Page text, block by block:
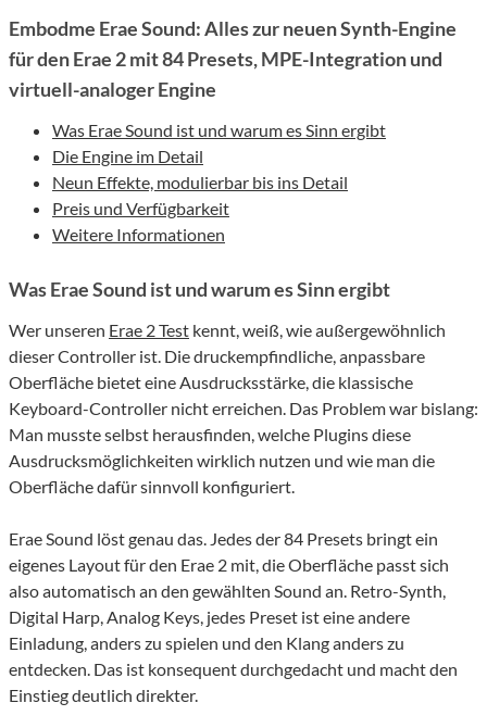
Embodme Erae Sound: Alles zur neuen Synth-Engine
für den Erae 2 mit 84 Presets, MPE-Integration und
virtuell-analoger Engine
Was Erae Sound ist und warum es Sinn ergibt
Die Engine im Detail
Neun Effekte, modulierbar bis ins Detail
Preis und Verfügbarkeit
Weitere Informationen
Was Erae Sound ist und warum es Sinn ergibt
Wer unseren Erae 2 Test kennt, weiß, wie außergewöhnlich
dieser Controller ist. Die druckempfindliche, anpassbare
Oberfläche bietet eine Ausdrucksstärke, die klassische
Keyboard-Controller nicht erreichen. Das Problem war bislang:
Man musste selbst herausfinden, welche Plugins diese
Ausdrucksmöglichkeiten wirklich nutzen und wie man die
Oberfläche dafür sinnvoll konfiguriert.
Erae Sound löst genau das. Jedes der 84 Presets bringt ein
eigenes Layout für den Erae 2 mit, die Oberfläche passt sich
also automatisch an den gewählten Sound an. Retro-Synth,
Digital Harp, Analog Keys, jedes Preset ist eine andere
Einladung, anders zu spielen und den Klang anders zu
entdecken. Das ist konsequent durchgedacht und macht den
Einstieg deutlich direkter.